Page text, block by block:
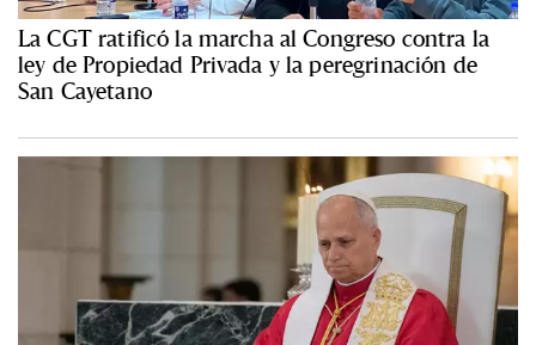
La CGT ratificó la marcha al Congreso contra la
ley de Propiedad Privada y la peregrinación de
San Cayetano